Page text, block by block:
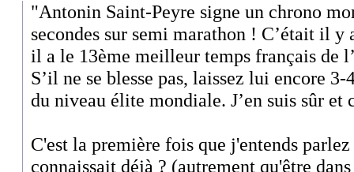
"Antonin Saint-Peyre signe un chrono
secondes sur semi marathon ! C’était il y
il a le 13ème meilleur temps français de
S’il ne se blesse pas, laissez lui encore
du niveau élite mondiale. J’en suis sûr et
C'est la première fois que j'entends
connaissait déjà ? (autrement qu'être